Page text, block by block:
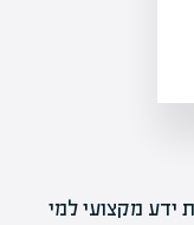
ידע מקצועי למי